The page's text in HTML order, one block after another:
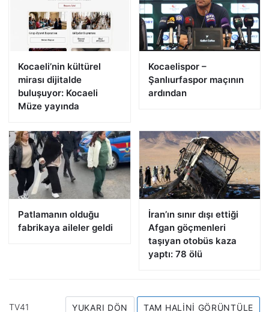
Kocaeli’nin kültürel
mirası dijitalde
buluşuyor: Kocaeli
Müze yayında
Kocaelispor –
Şanlıurfaspor maçının
ardından
Patlamanın olduğu
fabrikaya aileler geldi
İran’ın sınır dışı ettiği
Afgan göçmenleri
taşıyan otobüs kaza
yaptı: 78 ölü
TV41 YUKARI DÖN TAM HALINI GÖRÜNTÜLE